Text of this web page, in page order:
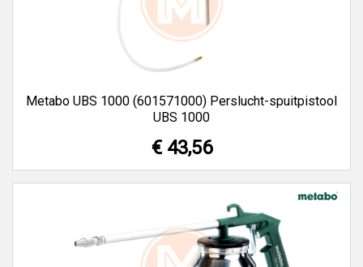
Metabo UBS 1000 (601571000) Perslucht-spuitpistool
UBS 1000
€ 43,56